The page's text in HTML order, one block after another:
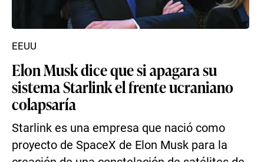
Elon Musk dice que si apagara su
sistema Starlink el frente ucraniano
colapsaría
Starlink es una empresa que nació como
proyecto de SpaceX de Elon Musk para la
EEUU